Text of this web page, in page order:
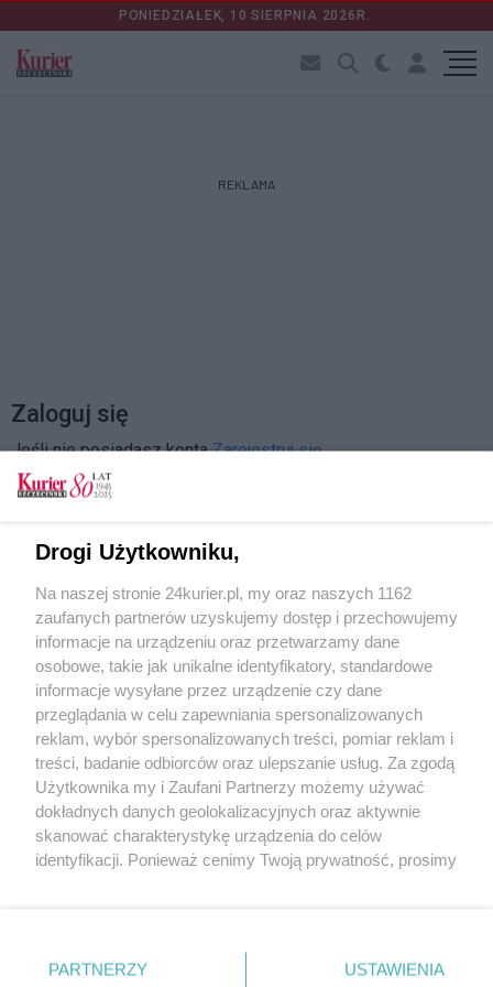
PONIEDZIAŁEK, 10 SIERPNIA 2026R.
REKLAMA
Zaloguj się
Jeśli nie posiadasz kontaZarejestruj się
Zapamiętać?
Zaloguj
Zapomniałem hasła
Copyright © 2022 Kurier Szczeciński sp. z o.o.
Drogi Użytkowniku,
Na naszej stronie 24kurier.pl, my oraz naszych 1162
zaufanych partnerów uzyskujemy dostęp i przechowujemy
informacje na urządzeniu oraz przetwarzamy dane
osobowe, takie jak unikalne identyfikatory, standardowe
informacje wysyłane przez urządzenie czy dane
przeglądania w celu zapewniania spersonalizowanych
reklam, wybór spersonalizowanych treści, pomiar reklam i
treści, badanie odbiorców oraz ulepszanie usług. Za zgodą
Użytkownika my i Zaufani Partnerzy możemy używać
dokładnych danych geolokalizacyjnych oraz aktywnie
skanować charakterystykę urządzenia do celów
identyfikacji. Ponieważ cenimy Twoją prywatność, prosimy
prywatności znajdujący się w lewym dolnym rogu strony
. Niektóre rodzaje przetwarzania danych nie wymagają
PARTNERZY USTAWIENIA